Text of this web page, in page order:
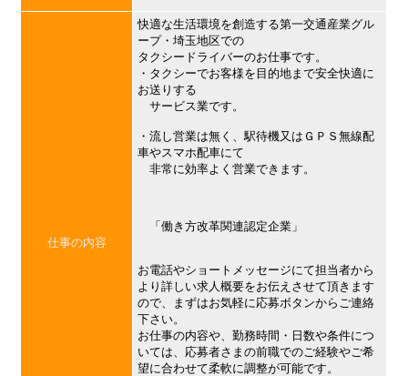
仕事の内容
快適な生活環境を創造する第一交通産業グル
ープ・埼玉地区での
タクシードライバーのお仕事です。
・タクシーでお客様を目的地まで安全快適に
お送りする
サービス業です。
・流し営業は無く、駅待機又はＧＰＳ無線配
車やスマホ配車にて
非常に効率よく営業できます。
「働き方改革関連認定企業」
お電話やショートメッセージにて担当者から
より詳しい求人概要をお伝えさせて頂きます
ので、まずはお気軽に応募ボタンからご連絡
下さい。
お仕事の内容や、勤務時間・日数や条件につ
いては、応募者さまの前職でのご経験やご希
望に合わせて柔軟に調整が可能です。